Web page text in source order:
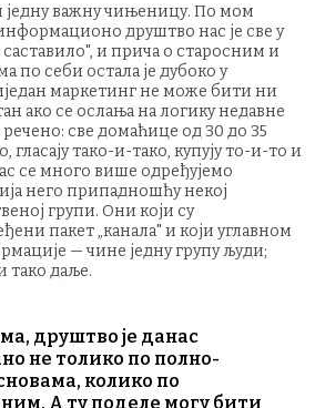
једну важну чињеницу. По мом
друштво нас је све у
и прича о старосним и
по себи остала је дубоко у
маркетинг не може бити ни
ако се ослања на логику недавне
све домаћице од 30 до 35
тако-и-тако, купују то-и-то и
се много више одређујемо
него припадношћу некој
групи. Они који су
пакет „канала" и који углавном
— чине једну групу људи;
тако даље.
друштво је данас
не толико по полно-
колико по
А ту поделе могу бити